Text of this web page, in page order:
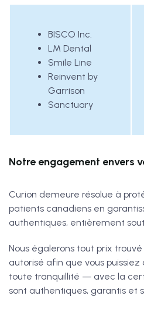
BISCO Inc.
LM Dental
Smile Line
Reinvent by
Garrison
Sanctuary
Notre engagement envers
Curion demeure résolue à
patients canadiens en
authentiques, entièrement
Nous égalerons tout prix
autorisé afin que vous
toute tranquillité — avec la
sont authentiques, garantis et